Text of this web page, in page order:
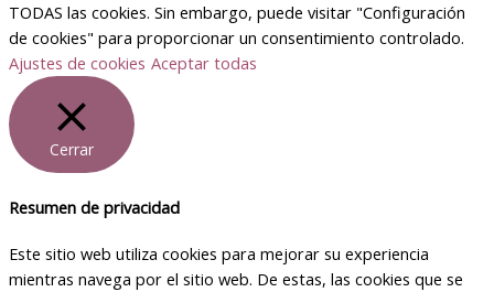
TODAS las cookies. Sin embargo, puede visitar "Configuración
de cookies" para proporcionar un consentimiento controlado.
Ajustes de cookies Aceptar todas
Cerrar
Resumen de privacidad
Este sitio web utiliza cookies para mejorar su experiencia
mientras navega por el sitio web. De estas, las cookies que se